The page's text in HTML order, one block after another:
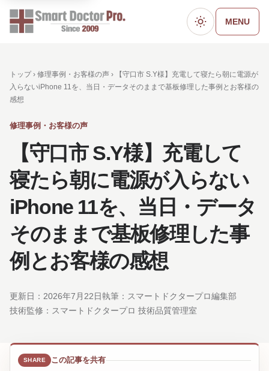
ダークモード
MENU
トップ › 修理事例・お客様の声 › 【守口市 S.Y様】充電して寝たら朝に電源が
入らないiPhone 11を、当日・データそのままで基板修理した事例とお客様の
感想
修理事例・お客様の声
【守口市 S.Y様】充電して
寝たら朝に電源が入らない
iPhone 11を、当日・データ
そのままで基板修理した事
例とお客様の感想
更新日： 2026年7月22日執筆：スマートドクタープロ編集部
技術監修： スマートドクタープロ 技術品質管理室
この記事を共有